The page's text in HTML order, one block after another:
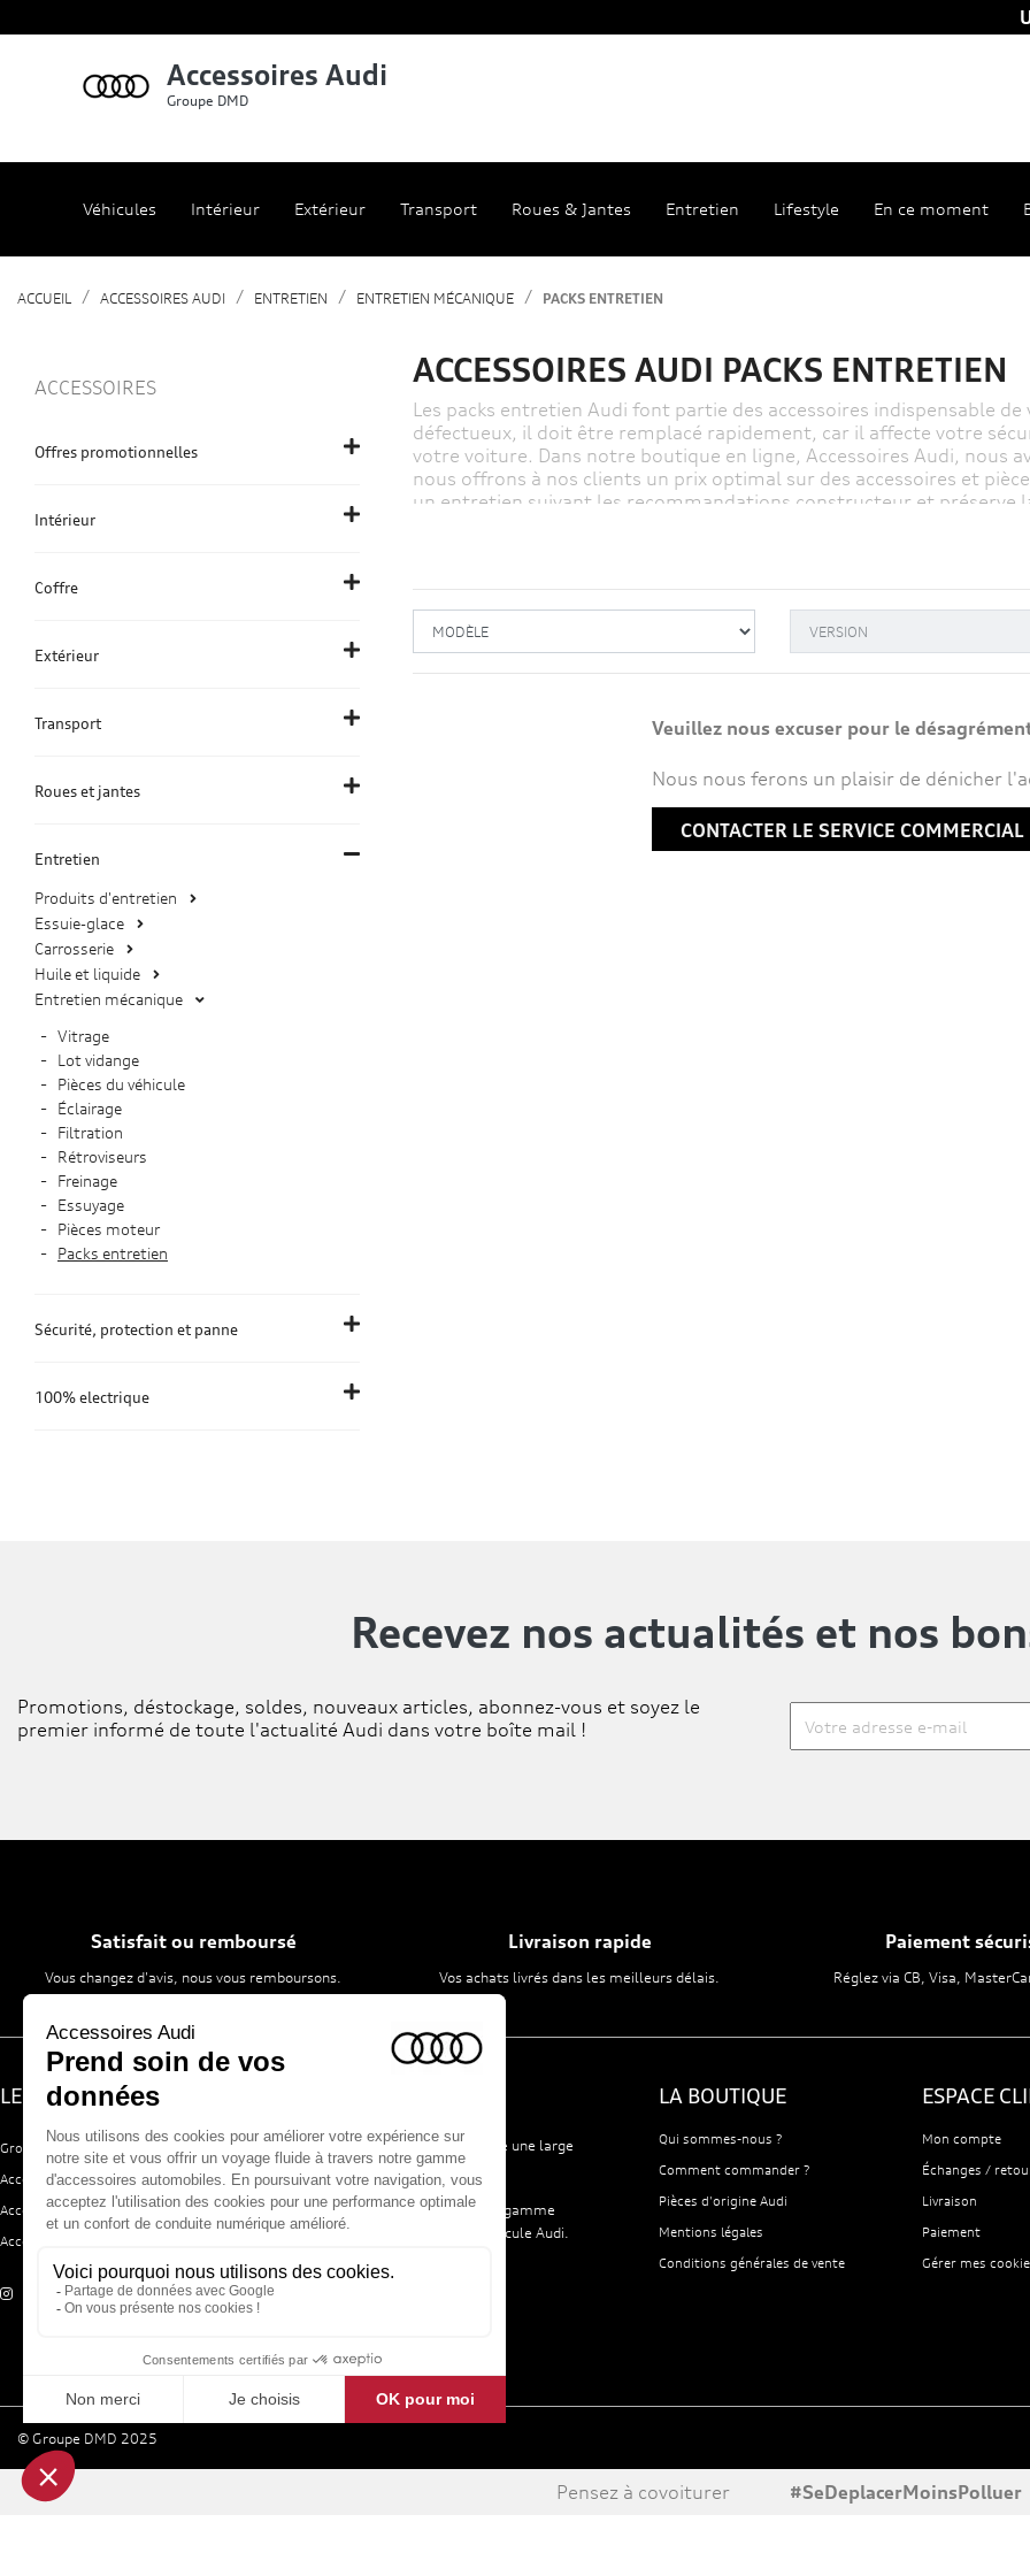
Accessoires Audi
Groupe DMD
Véhicules Intérieur Extérieur Transport Roues & Jantes Entretien Lifestyle En ce moment
ACCUEIL ACCESSOIRES AUDI ENTRETIEN ENTRETIEN MÉCANIQUE PACKS ENTRETIEN
ACCESSOIRES
Offres promotionnelles
Intérieur
Coffre
Extérieur
Transport
Roues et jantes
Entretien
Produits d'entretien
Essuie-glace
Carrosserie
Huile et liquide
Entretien mécanique
Vitrage
Lot vidange
Pièces du véhicule
Éclairage
Filtration
Rétroviseurs
Freinage
Essuyage
Pièces moteur
Packs entretien
Sécurité, protection et panne
100% electrique
ACCESSOIRES AUDI PACKS ENTRETIEN
Les packs entretien Audi font partie des accessoires indispensable
défectueux, il doit être remplacé rapidement, car il affecte votre
votre voiture. Dans notre boutique en ligne, Accessoires Audi, nous
nous offrons à nos clients un prix optimal sur des accessoires et
un entretien suivant les recommandations constructeur et préserve
Veuillez nous excuser pour le
Nous nous ferons un plaisir de dénicher
CONTACTER LE SERVICE COMMERCIAL
Recevez nos actualités et nos
Promotions, déstockage, soldes, nouveaux articles, abonnez-vous et soyez le
premier informé de toute l'actualité Audi dans votre boîte mail !
Satisfait ou remboursé
Vous changez d'avis, nous vous remboursons.
Livraison rapide
Vos achats livrés dans les meilleurs délais.
Paiement
Réglez via CB, Visa,
LE GROUPE DMD
Groupe DMD
Accessoires Volkswagen
Accessoires Seat
Accessoires Skoda
Le site Accessoires Audi vous propose une large
sélection d'accessoires d'origine.
Trouvez votre bonheur grâce à notre gamme
d'accessoires pour équiper votre véhicule Audi.
LA BOUTIQUE
Qui sommes-nous ?
Comment commander ?
Pièces d'origine Audi
Mentions légales
Conditions générales de vente
ESPACE
Mon compte
Échanges /
Livraison
Paiement
Gérer mes
© Groupe DMD 2025
Pensez à covoiturer #SeDeplacerMoinsPolluer